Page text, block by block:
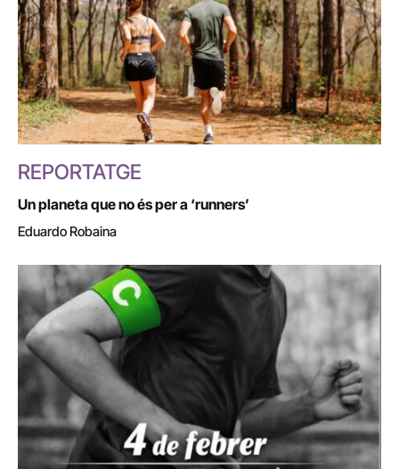
REPORTATGE
Un planeta que no és per a ‘runners’
Eduardo Robaina